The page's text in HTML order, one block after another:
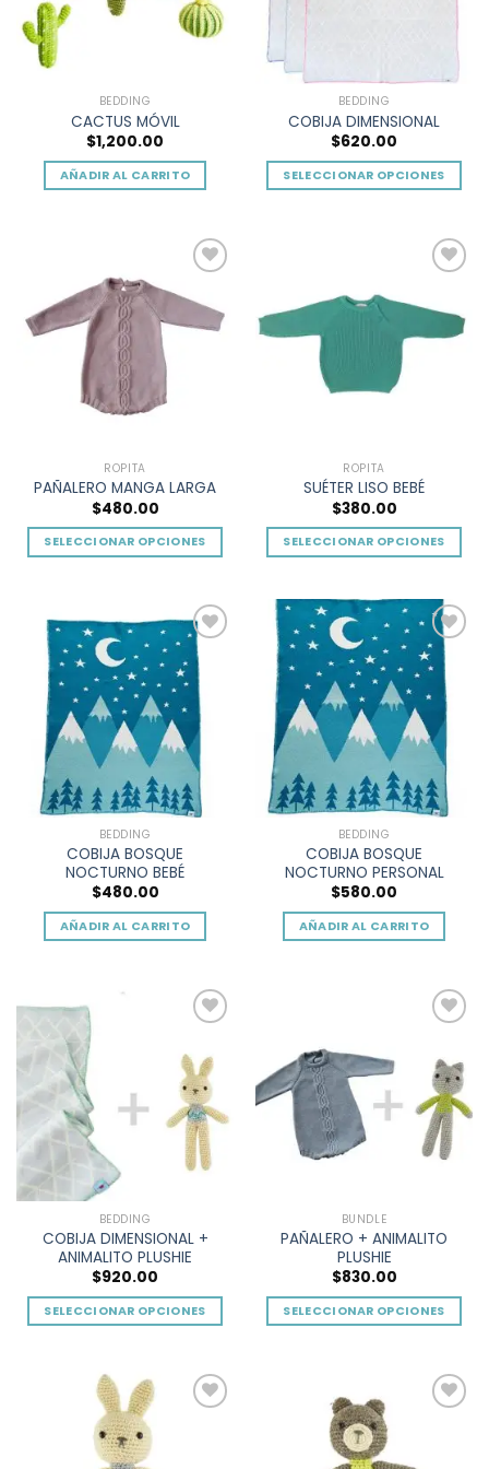
pueden
página
de
producto
BEDDING
CACTUS MÓVIL
$1,200.00
AÑADIR AL CARRITO
BEDDING
COBIJA DIMENSIONAL
$620.00
SELECCIONAR OPCIONES
variantes.
Las
opciones
pueden
página
de
producto
wishlist
ROPITA
PAÑALERO MANGA LARGA
$480.00
SELECCIONAR OPCIONES
múltiples
variantes.
Las
opciones
se
pueden
elegir
en
la
página
de
producto
wishlist
ROPITA
SUÉTER LISO BEBÉ
$380.00
SELECCIONAR OPCIONES
tiene
múltiples
variantes.
Las
opciones
se
pueden
elegir
en
página
de
producto
Add to
wishlist
BEDDING
COBIJA BOSQUE
NOCTURNO BEBÉ
$480.00
AÑADIR AL CARRITO
Add to
wishlist
BEDDING
COBIJA BOSQUE
NOCTURNO PERSONAL
$580.00
AÑADIR AL CARRITO
wishlist
BEDDING
COBIJA DIMENSIONAL +
ANIMALITO PLUSHIE
$920.00
SELECCIONAR OPCIONES
tiene
múltiples
variantes.
Las
BUNDLE
PAÑALERO + ANIMALITO
PLUSHIE
$830.00
SELECCIONAR OPCIONES
múltiples
variantes.
Las